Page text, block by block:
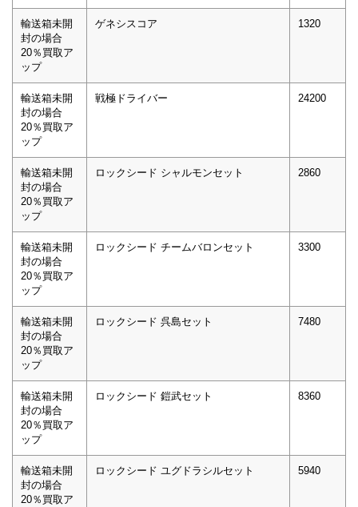
輸送箱未開
封の場合
20％買取ア
ップ
ゲネシスコア 1320
輸送箱未開
封の場合
20％買取ア
ップ
戦極ドライバー 24200
輸送箱未開
封の場合
20％買取ア
ップ
ロックシード シャルモンセット 2860
輸送箱未開
封の場合
20％買取ア
ップ
ロックシード チームバロンセット 3300
輸送箱未開
封の場合
20％買取ア
ップ
ロックシード 呉島セット 7480
輸送箱未開
封の場合
20％買取ア
ップ
ロックシード 鎧武セット 8360
輸送箱未開
封の場合
20％買取ア
ロックシード ユグドラシルセット 5940